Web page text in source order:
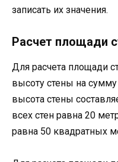
записать их значения.
Расчет площади
Для расчета площади
высоту стены на
высота стены
всех стен равна 20
равна 50 квадратных